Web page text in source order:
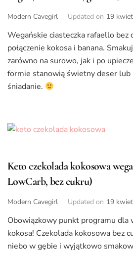
Modern Cavegirl Updated on 19
Wegańskie ciasteczka rafaello bez
połączenie kokosa i banana.
zarówno na surowo, jak i po
formie stanowią świetny deser lub
śniadanie.
Keto czekolada kokosowa
LowCarb, bez cukru)
Modern Cavegirl Updated on 19
Obowiązkowy punkt programu dla
kokosa! Czekolada kokosowa bez
niebo w gębie i wyjątkowo